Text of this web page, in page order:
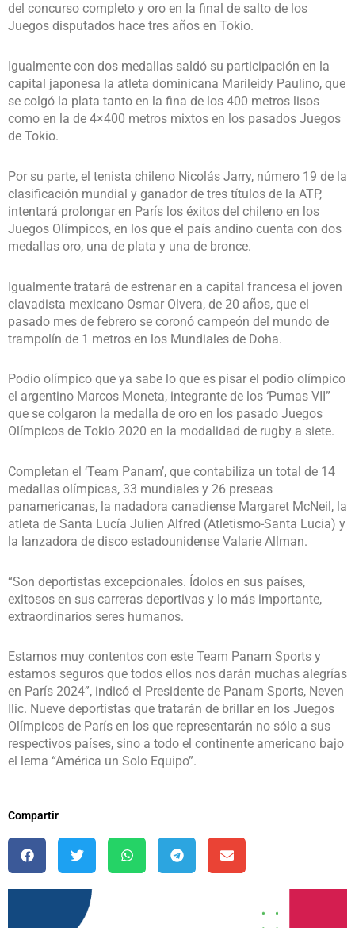
del concurso completo y oro en la final de salto de los
Juegos disputados hace tres años en Tokio.
Igualmente con dos medallas saldó su participación en la
capital japonesa la atleta dominicana Marileidy Paulino, que
se colgó la plata tanto en la fina de los 400 metros lisos
como en la de 4×400 metros mixtos en los pasados Juegos
de Tokio.
Por su parte, el tenista chileno Nicolás Jarry, número 19 de la
clasificación mundial y ganador de tres títulos de la ATP,
intentará prolongar en París los éxitos del chileno en los
Juegos Olímpicos, en los que el país andino cuenta con dos
medallas oro, una de plata y una de bronce.
Igualmente tratará de estrenar en a capital francesa el joven
clavadista mexicano Osmar Olvera, de 20 años, que el
pasado mes de febrero se coronó campeón del mundo de
trampolín de 1 metros en los Mundiales de Doha.
Podio olímpico que ya sabe lo que es pisar el podio olímpico
el argentino Marcos Moneta, integrante de los ‘Pumas VII”
que se colgaron la medalla de oro en los pasado Juegos
Olímpicos de Tokio 2020 en la modalidad de rugby a siete.
Completan el ‘Team Panam’, que contabiliza un total de 14
medallas olímpicas, 33 mundiales y 26 preseas
panamericanas, la nadadora canadiense Margaret McNeil, la
atleta de Santa Lucía Julien Alfred (Atletismo-Santa Lucia) y
la lanzadora de disco estadounidense Valarie Allman.
“Son deportistas excepcionales. Ídolos en sus países,
exitosos en sus carreras deportivas y lo más importante,
extraordinarios seres humanos.
Estamos muy contentos con este Team Panam Sports y
estamos seguros que todos ellos nos darán muchas alegrías
en París 2024”, indicó el Presidente de Panam Sports, Neven
Ilic. Nueve deportistas que tratarán de brillar en los Juegos
Olímpicos de París en los que representarán no sólo a sus
respectivos países, sino a todo el continente americano bajo
el lema “América un Solo Equipo”.
Compartir